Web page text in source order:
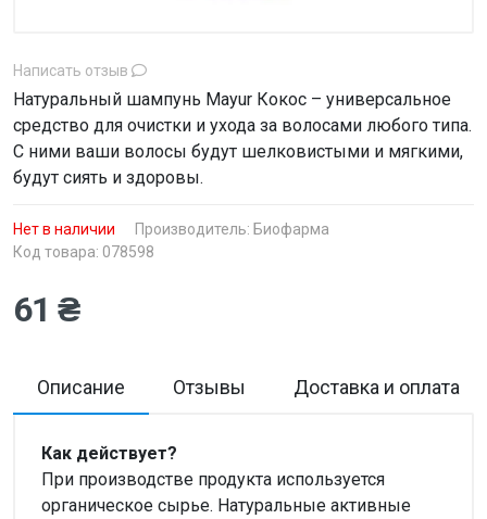
Написать отзыв
Натуральный шампунь Mayur Кокос – универсальное
средство для очистки и ухода за волосами любого типа.
С ними ваши волосы будут шелковистыми и мягкими,
будут сиять и здоровы.
Нет в наличии Производитель: Биофарма
Код товара: 078598
61 ₴
Описание Отзывы Доставка и оплата
Как действует?
При производстве продукта используется
органическое сырье. Натуральные активные